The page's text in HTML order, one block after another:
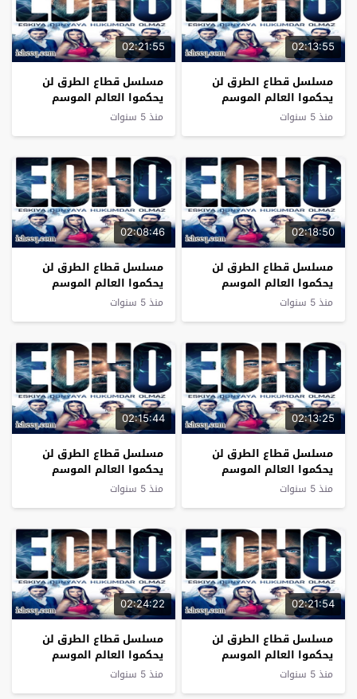
02:13:55
مسلسل قطاع الطرق لن
يحكموا العالم الموسم
السادس الحلقة 24
منذ 5 سنوات
02:21:55
مسلسل قطاع الطرق لن
يحكموا العالم الموسم
السادس الحلقة 23
منذ 5 سنوات
02:18:50
مسلسل قطاع الطرق لن
يحكموا العالم الموسم
السادس الحلقة 22
منذ 5 سنوات
02:08:46
مسلسل قطاع الطرق لن
يحكموا العالم الموسم
السادس الحلقة 21
منذ 5 سنوات
02:13:25
مسلسل قطاع الطرق لن
يحكموا العالم الموسم
السادس الحلقة 20
منذ 5 سنوات
02:15:44
مسلسل قطاع الطرق لن
يحكموا العالم الموسم
السادس الحلقة 19
منذ 5 سنوات
02:21:54
مسلسل قطاع الطرق لن
يحكموا العالم الموسم
السادس الحلقة 18 مترجم
منذ 5 سنوات
02:24:22
مسلسل قطاع الطرق لن
يحكموا العالم الموسم
السادس الحلقة 17
منذ 5 سنوات